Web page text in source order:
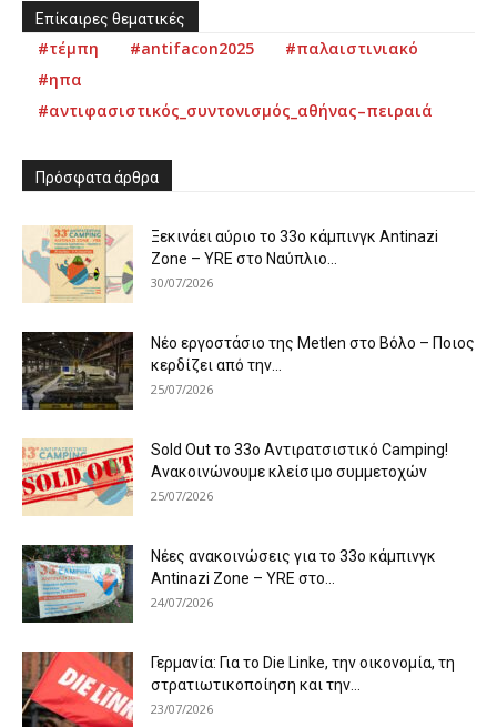
Επίκαιρες θεματικές
#τέμπη #antifacon2025
#παλαιστινιακό
#ηπα
#αντιφασιστικός_συντονισμός_αθήνας–πειραιά
Πρόσφατα άρθρα
Ξεκινάει αύριο το 33ο κάμπινγκ Antinazi
Zone – YRE στο Ναύπλιο...
30/07/2026
Νέο εργοστάσιο της Metlen στο Βόλο – Ποιος
κερδίζει από την...
25/07/2026
Sold Out το 33ο Αντιρατσιστικό Camping!
Ανακοινώνουμε κλείσιμο συμμετοχών
25/07/2026
Νέες ανακοινώσεις για το 33ο κάμπινγκ
Antinazi Zone – YRE στο...
24/07/2026
Γερμανία: Για το Die Linke, την οικονομία, τη
στρατιωτικοποίηση και την...
23/07/2026